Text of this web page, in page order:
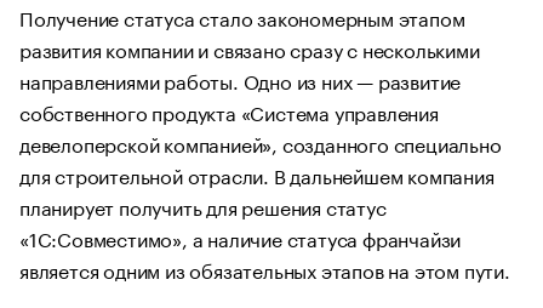
Получение статуса стало закономерным этапом
развития компании и связано сразу с несколькими
направлениями работы. Одно из них — развитие
собственного продукта «Система управления
девелоперской компанией», созданного специально
для строительной отрасли. В дальнейшем компания
планирует получить для решения статус
«1С:Совместимо», а наличие статуса франчайзи
является одним из обязательных этапов на этом пути.